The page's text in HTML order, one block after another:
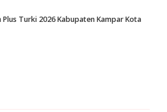
Turki 2026 Kabupaten Kampar Kota